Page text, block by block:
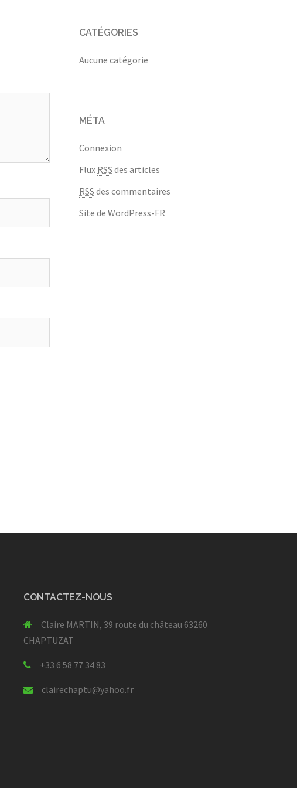
CATÉGORIES
Aucune catégorie
MÉTA
Connexion
Flux RSS des articles
RSS des commentaires
Site de WordPress-FR
CONTACTEZ-NOUS
Claire MARTIN, 39 route du château 63260
CHAPTUZAT
+33 6 58 77 34 83
clairechaptu@yahoo.fr